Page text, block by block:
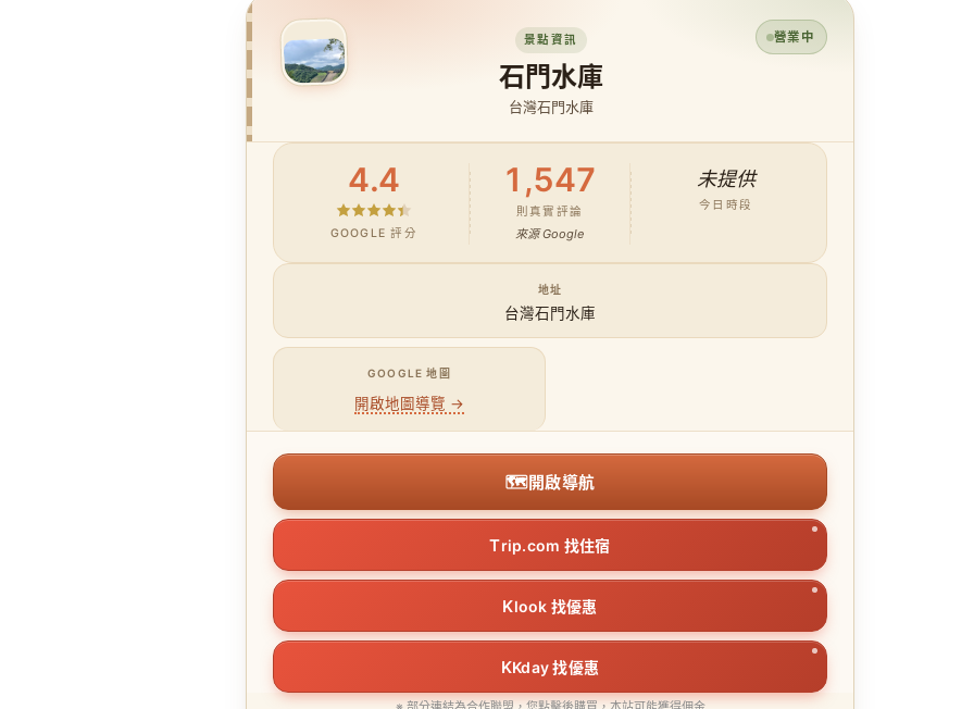
景點資訊
石門水庫
台灣石門水庫
營業中
4.4
GOOGLE 評分
1,547
則真實評論
來源 Google
未提供
今日時段
地址
台灣石門水庫
GOOGLE 地圖
開啟地圖導覽 →
🗺開啟導航
Trip.com 找住宿
Klook 找優惠
KKday 找優惠